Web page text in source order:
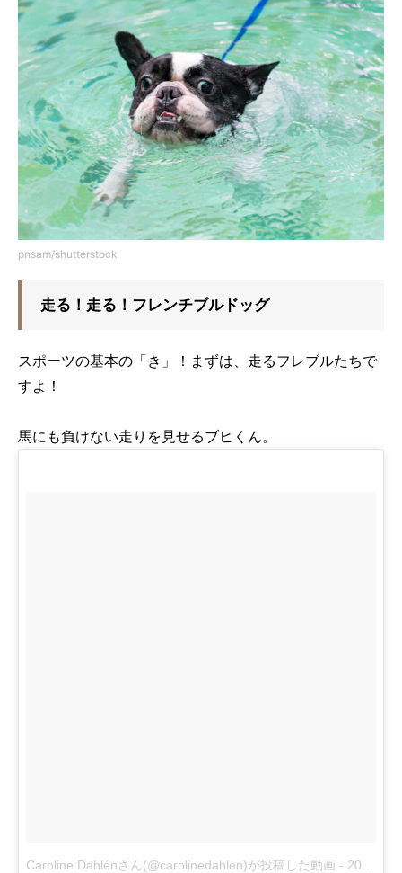
pnsam/shutterstock
走る！走る！フレンチブルドッグ
スポーツの基本の「き」！まずは、走るフレブルたちで
すよ！
馬にも負けない走りを見せるブヒくん。
Caroline Dahlénさん(@carolinedahlen)が投稿した動画 - 2016 1月 31 3:53午前 PST